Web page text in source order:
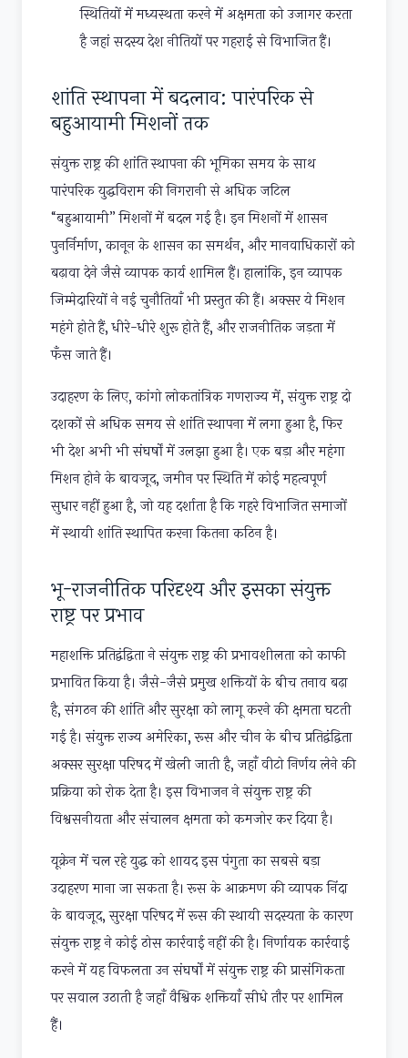
स्थितियों में मध्यस्थता करने में अक्षमता को उजागर करता
है जहां सदस्य देश नीतियों पर गहराई से विभाजित हैं।
शांति स्थापना में बदलाव: पारंपरिक से
बहुआयामी मिशनों तक
संयुक्त राष्ट्र की शांति स्थापना की भूमिका समय के साथ
पारंपरिक युद्धविराम की निगरानी से अधिक जटिल
“बहुआयामी” मिशनों में बदल गई है। इन मिशनों में शासन
पुनर्निर्माण, कानून के शासन का समर्थन, और मानवाधिकारों को
बढ़ावा देने जैसे व्यापक कार्य शामिल हैं। हालांकि, इन व्यापक
जिम्मेदारियों ने नई चुनौतियाँ भी प्रस्तुत की हैं। अक्सर ये मिशन
महंगे होते हैं, धीरे-धीरे शुरू होते हैं, और राजनीतिक जड़ता में
फँस जाते हैं।
उदाहरण के लिए, कांगो लोकतांत्रिक गणराज्य में, संयुक्त राष्ट्र दो
दशकों से अधिक समय से शांति स्थापना में लगा हुआ है, फिर
भी देश अभी भी संघर्षों में उलझा हुआ है। एक बड़ा और महंगा
मिशन होने के बावजूद, जमीन पर स्थिति में कोई महत्वपूर्ण
सुधार नहीं हुआ है, जो यह दर्शाता है कि गहरे विभाजित समाजों
में स्थायी शांति स्थापित करना कितना कठिन है।
भू-राजनीतिक परिदृश्य और इसका संयुक्त
राष्ट्र पर प्रभाव
महाशक्ति प्रतिद्वंद्विता ने संयुक्त राष्ट्र की प्रभावशीलता को काफी
प्रभावित किया है। जैसे-जैसे प्रमुख शक्तियों के बीच तनाव बढ़ा
है, संगठन की शांति और सुरक्षा को लागू करने की क्षमता घटती
गई है। संयुक्त राज्य अमेरिका, रूस और चीन के बीच प्रतिद्वंद्विता
अक्सर सुरक्षा परिषद में खेली जाती है, जहाँ वीटो निर्णय लेने की
प्रक्रिया को रोक देता है। इस विभाजन ने संयुक्त राष्ट्र की
विश्वसनीयता और संचालन क्षमता को कमजोर कर दिया है।
यूक्रेन में चल रहे युद्ध को शायद इस पंगुता का सबसे बड़ा
उदाहरण माना जा सकता है। रूस के आक्रमण की व्यापक निंदा
के बावजूद, सुरक्षा परिषद में रूस की स्थायी सदस्यता के कारण
संयुक्त राष्ट्र ने कोई ठोस कार्रवाई नहीं की है। निर्णायक कार्रवाई
करने में यह विफलता उन संघर्षों में संयुक्त राष्ट्र की प्रासंगिकता
पर सवाल उठाती है जहाँ वैश्विक शक्तियाँ सीधे तौर पर शामिल
हैं।